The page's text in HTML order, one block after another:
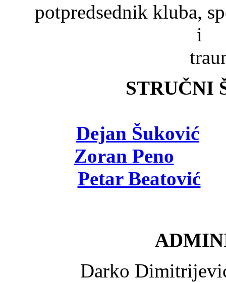
potpredsednik kluba,
STRUČNI
Dejan Šuković
Zoran Peno
Petar Beatović-
Darko